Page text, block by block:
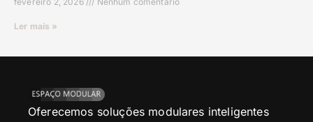
Ler mais »
Oferecemos soluções modulares inteligentes